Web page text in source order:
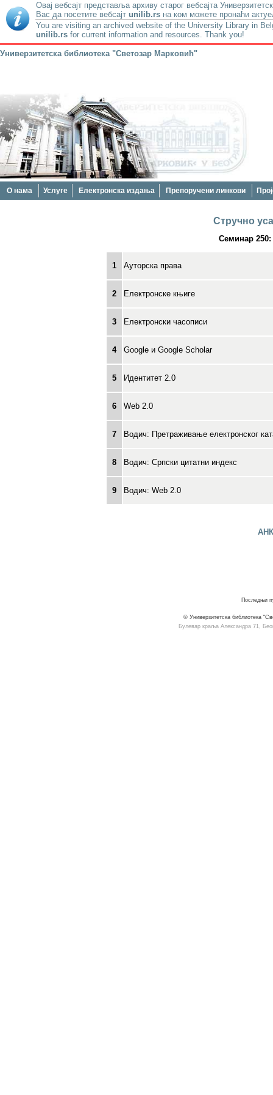
Овај вебсајт представља архиву старог вебсајта
Вас да посетите вебсајт unilib.rs на ком можете пронаћи
You are visiting an archived website of the University Library in
unilib.rs for current information and resources. Thank you!
Универзитетска библиотека "Светозар Марковић"
О нама Услуге Електронска издања Препоручени линкови
Стручно
Семинар
1 Ауторска права
2 Електронске књиге
3 Електронски часописи
4 Google и Google Scholar
5 Идентитет 2.0
6 Web 2.0
7 Водич: Претраживање електронског
8 Водич: Српски цитатни индекс
9 Водич: Web 2.0
Последњи
© Универзитетска библиотека
Булевар краља Александра 71,